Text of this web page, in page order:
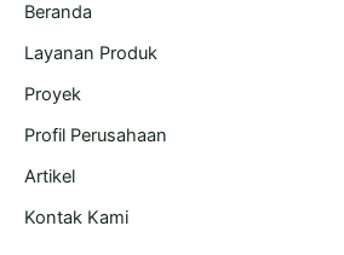
Beranda
Layanan Produk
Proyek
Profil Perusahaan
Artikel
Kontak Kami